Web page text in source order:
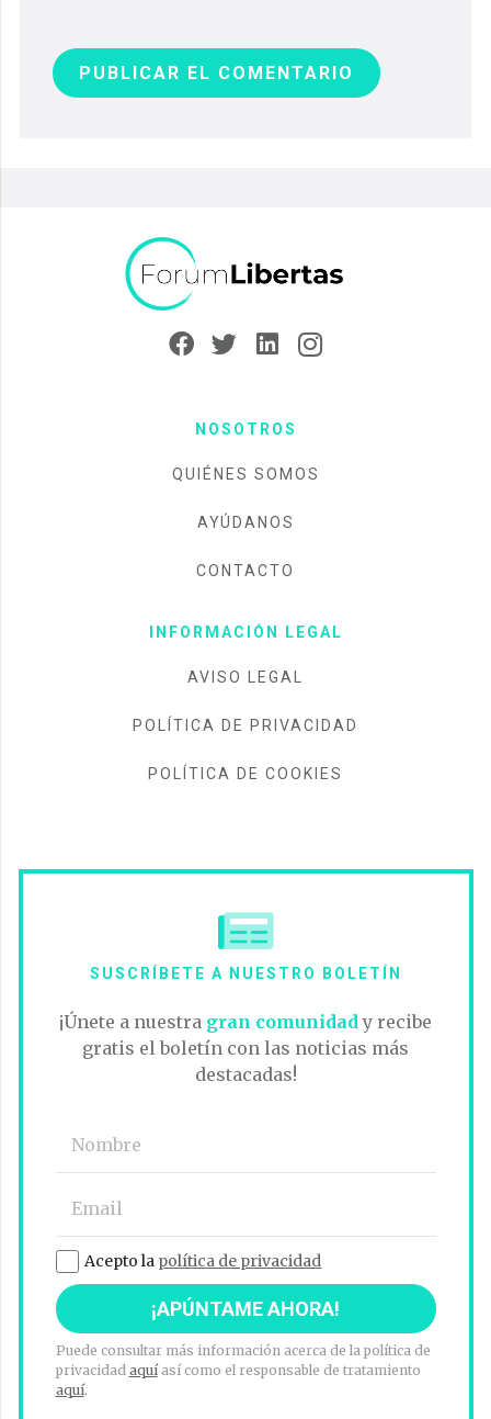
PUBLICAR EL COMENTARIO
NOSOTROS
QUIÉNES SOMOS
AYÚDANOS
CONTACTO
INFORMACIÓN LEGAL
AVISO LEGAL
POLÍTICA DE PRIVACIDAD
POLÍTICA DE COOKIES
SUSCRÍBETE A NUESTRO BOLETÍN
¡Únete a nuestra gran comunidad y recibe
gratis el boletín con las noticias más
destacadas!
Acepto la política de privacidad
Puede consultar más información acerca de la política de
privacidad aquíasí como el responsable de tratamiento
aquí.